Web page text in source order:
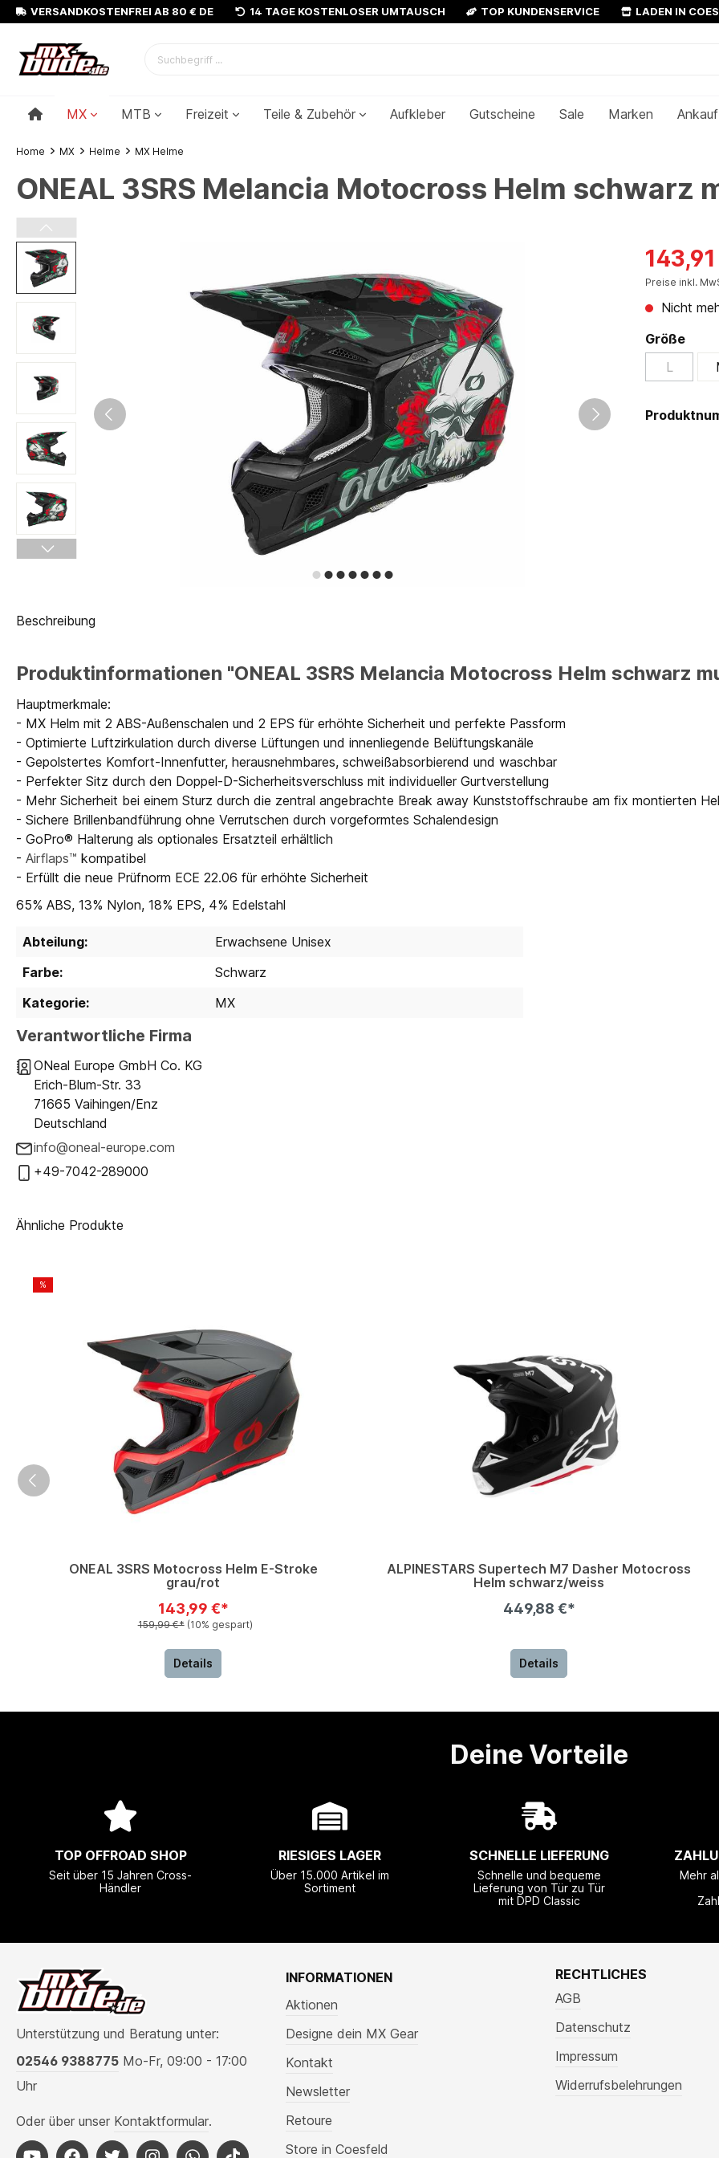
VERSANDKOSTENFREI AB 80 € DE 14 TAGE KOSTENLOSER UMTAUSCH TOP KUNDENSERVICE LADEN IN
MX MTB Freizeit Teile & Zubehör Aufkleber Gutscheine Sale Marken Ankauf
Home MX Helme MX Helme
ONEAL 3SRS Melancia Motocross Helm schwarz
Preise inkl.
Nicht
Größe
L
Beschreibung
Produktinformationen "ONEAL 3SRS Melancia Motocross Helm schwarz
Hauptmerkmale:
- MX Helm mit 2 ABS-Außenschalen und 2 EPS für erhöhte Sicherheit und perfekte Passform
- Optimierte Luftzirkulation durch diverse Lüftungen und innenliegende Belüftungskanäle
- Gepolstertes Komfort-Innenfutter, herausnehmbares, schweißabsorbierend und waschbar
- Perfekter Sitz durch den Doppel-D-Sicherheitsverschluss mit individueller Gurtverstellung
- Mehr Sicherheit bei einem Sturz durch die zentral angebrachte Break away Kunststoffschraube am fix montierten
- Sichere Brillenbandführung ohne Verrutschen durch vorgeformtes Schalendesign
- GoPro® Halterung als optionales Ersatzteil erhältlich
- Airflaps™ kompatibel
- Erfüllt die neue Prüfnorm ECE 22.06 für erhöhte Sicherheit
65% ABS, 13% Nylon, 18% EPS, 4% Edelstahl
Abteilung:
Erwachsene Unisex
Farbe:
Schwarz
Kategorie:
MX
Verantwortliche Firma
ONeal Europe GmbH Co. KG
Erich-Blum-Str. 33
71665 Vaihingen/Enz
Deutschland
info@oneal-europe.com
+49-7042-289000
Ähnliche Produkte
%
ONEAL 3SRS Motocross Helm E-Stroke
grau/rot
143,99 €*
159,99 €* (10% gespart)
Details
ALPINESTARS Supertech M7 Dasher Motocross
Helm schwarz/weiss
449,88 €*
Details
Deine Vorteile
TOP OFFROAD SHOP
Seit über 15 Jahren Cross-
Händler
RIESIGES LAGER
Über 15.000 Artikel im
Sortiment
SCHNELLE LIEFERUNG
Schnelle und bequeme
Lieferung von Tür zu Tür
mit DPD Classic
Mehr
Unterstützung und Beratung unter:
02546 9388775 Mo-Fr, 09:00 - 17:00
Uhr
Oder über unser Kontaktformular.
INFORMATIONEN
Aktionen
Designe dein MX Gear
Kontakt
Newsletter
Retoure
Store in Coesfeld
RECHTLICHES
AGB
Datenschutz
Impressum
Widerrufsbelehrungen